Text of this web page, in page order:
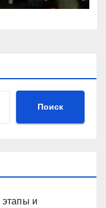
Поиск
и